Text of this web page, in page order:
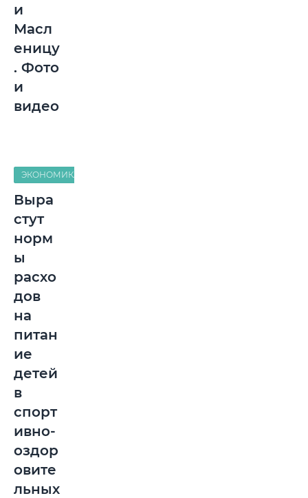
и
Масл
еницу
. Фото
и
видео
ЭКОНОМИКА
Выра
стут
норм
ы
расхо
дов
на
питан
ие
детей
в
спорт
ивно-
оздор
овите
льных